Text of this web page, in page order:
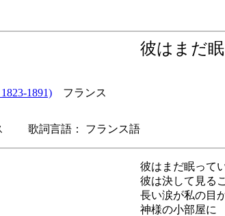
彼はまだ
1891) フランス
歌詞言語： フランス語
彼はまだ眠って
彼は決して見る
長い涙が私の目
神様の小部屋に